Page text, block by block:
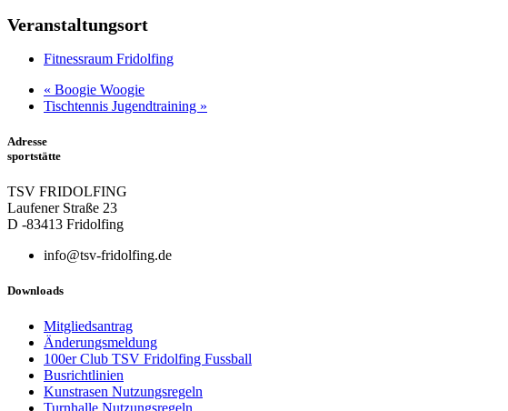
Veranstaltungsort
Fitnessraum Fridolfing
« Boogie Woogie
Tischtennis Jugendtraining »
Adresse
sportstätte
TSV FRIDOLFING
Laufener Straße 23
D -83413 Fridolfing
info@tsv-fridolfing.de
Downloads
Mitgliedsantrag
Änderungsmeldung
100er Club TSV Fridolfing Fussball
Busrichtlinien
Kunstrasen Nutzungsregeln